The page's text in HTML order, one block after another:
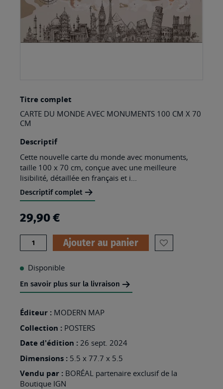
to
the
of
the
images
gallery
Titre complet
CARTE DU MONDE AVEC MONUMENTS 100 CM X 70
CM
Descriptif
Cette nouvelle carte du monde avec monuments,
taille 100 x 70 cm, conçue avec une meilleure
lisibilité, détaillée en français et i...
Descriptif complet
29,90 €
Quantité Ajouter au panier
AJOUTER
MONDE
Disponible
En savoir plus sur la livraison
Éditeur : MODERN MAP
Collection : POSTERS
Date d'édition : 26 sept. 2024
Dimensions : 5.5 x 77.7 x 5.5
Vendu par : BORÉAL partenaire exclusif de la
Boutique IGN